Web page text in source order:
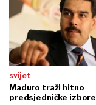
svijet
Maduro traži hitno
predsjedničke izbore